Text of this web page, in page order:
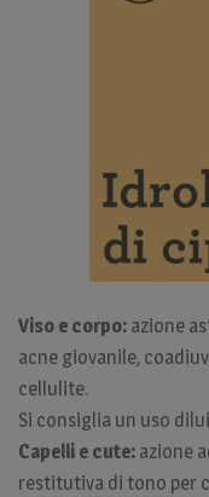
Viso e corpo: azione
acne giovanile,
cellulite.
Si consiglia un uso
Capelli e cute: azione
restitutiva di tono per